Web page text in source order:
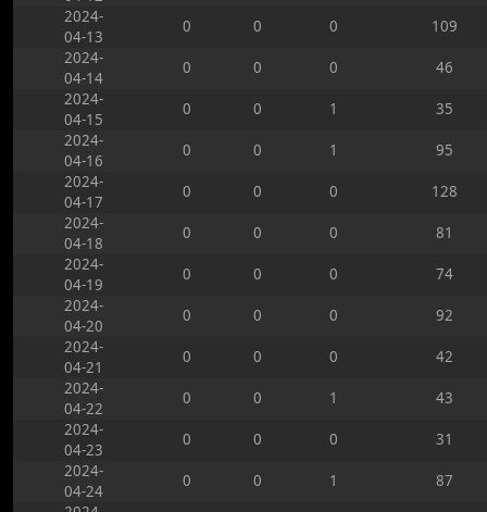
2024-
04-13
0 0 0
109
2024-
04-14
0 0 0
46
2024-
04-15
0 0 1
35
2024-
04-16
0 0 1
95
2024-
04-17
0 0 0
128
2024-
04-18
0 0 0
81
2024-
04-19
0 0 0
74
2024-
04-20
0 0 0
92
2024-
04-21
0 0 0
42
2024-
04-22
0 0 1
43
2024-
04-23
0 0 0
31
2024-
04-24
0 0 1
87